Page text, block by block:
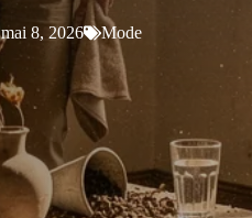
mai 8, 2026 Mode